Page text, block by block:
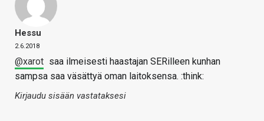
Hessu
2.6.2018
@xarot saa ilmeisesti haastajan SERilleen kunhan
sampsa saa väsättyä oman laitoksensa. :think:
Kirjaudu sisään vastataksesi